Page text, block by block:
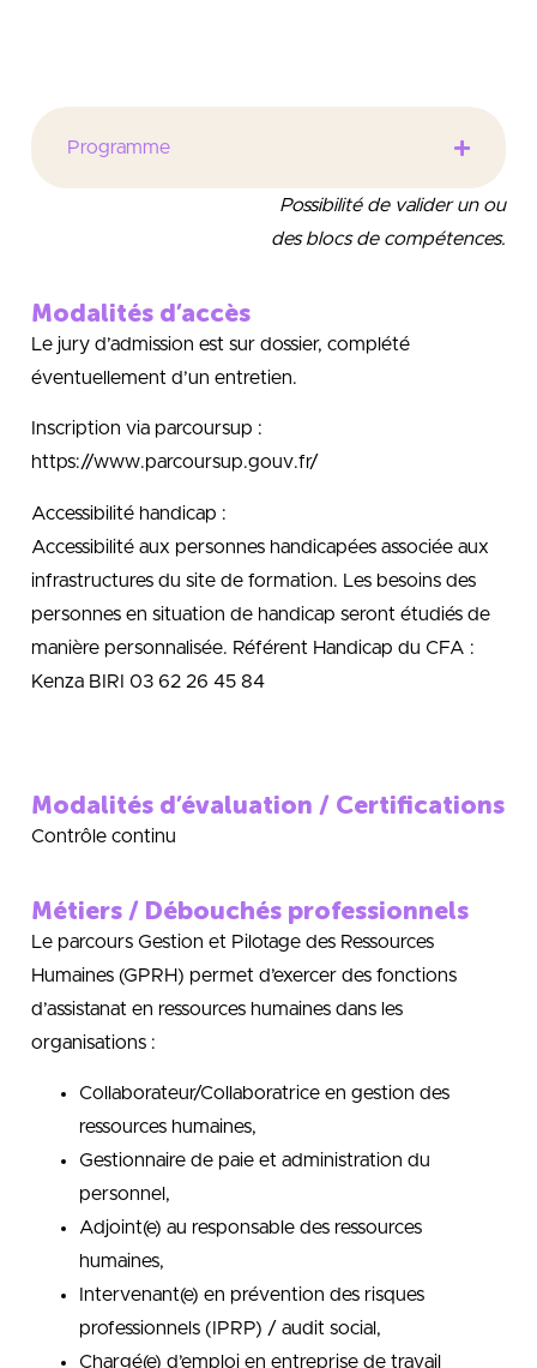
Programme
Possibilité de valider un ou
des blocs de compétences.
Modalités d’accès
Le jury d’admission est sur dossier, complété
éventuellement d’un entretien.
Inscription via parcoursup :
https://www.parcoursup.gouv.fr/
Accessibilité handicap :
Accessibilité aux personnes handicapées associée aux
infrastructures du site de formation. Les besoins des
personnes en situation de handicap seront étudiés de
manière personnalisée. Référent Handicap du CFA :
Kenza BIRI 03 62 26 45 84
Modalités d’évaluation / Certifications
Contrôle continu
Métiers / Débouchés professionnels
Le parcours Gestion et Pilotage des Ressources
Humaines (GPRH) permet d’exercer des fonctions
d’assistanat en ressources humaines dans les
organisations :
Collaborateur/Collaboratrice en gestion des
ressources humaines,
Gestionnaire de paie et administration du
personnel,
Adjoint(e) au responsable des ressources
humaines,
Intervenant(e) en prévention des risques
professionnels (IPRP) / audit social,
Chargé(e) d’emploi en entreprise de travail